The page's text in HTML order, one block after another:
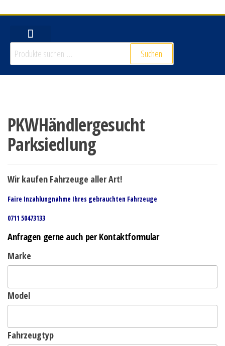
Suchen nach: Suchen
PKWHändlergesucht
Parksiedlung
Wir kaufen Fahrzeuge aller Art!
Faire Inzahlungnahme Ihres gebrauchten Fahrzeuge
0711 50473133
Anfragen gerne auch per Kontaktformular
Marke
Model
Fahrzeugtyp